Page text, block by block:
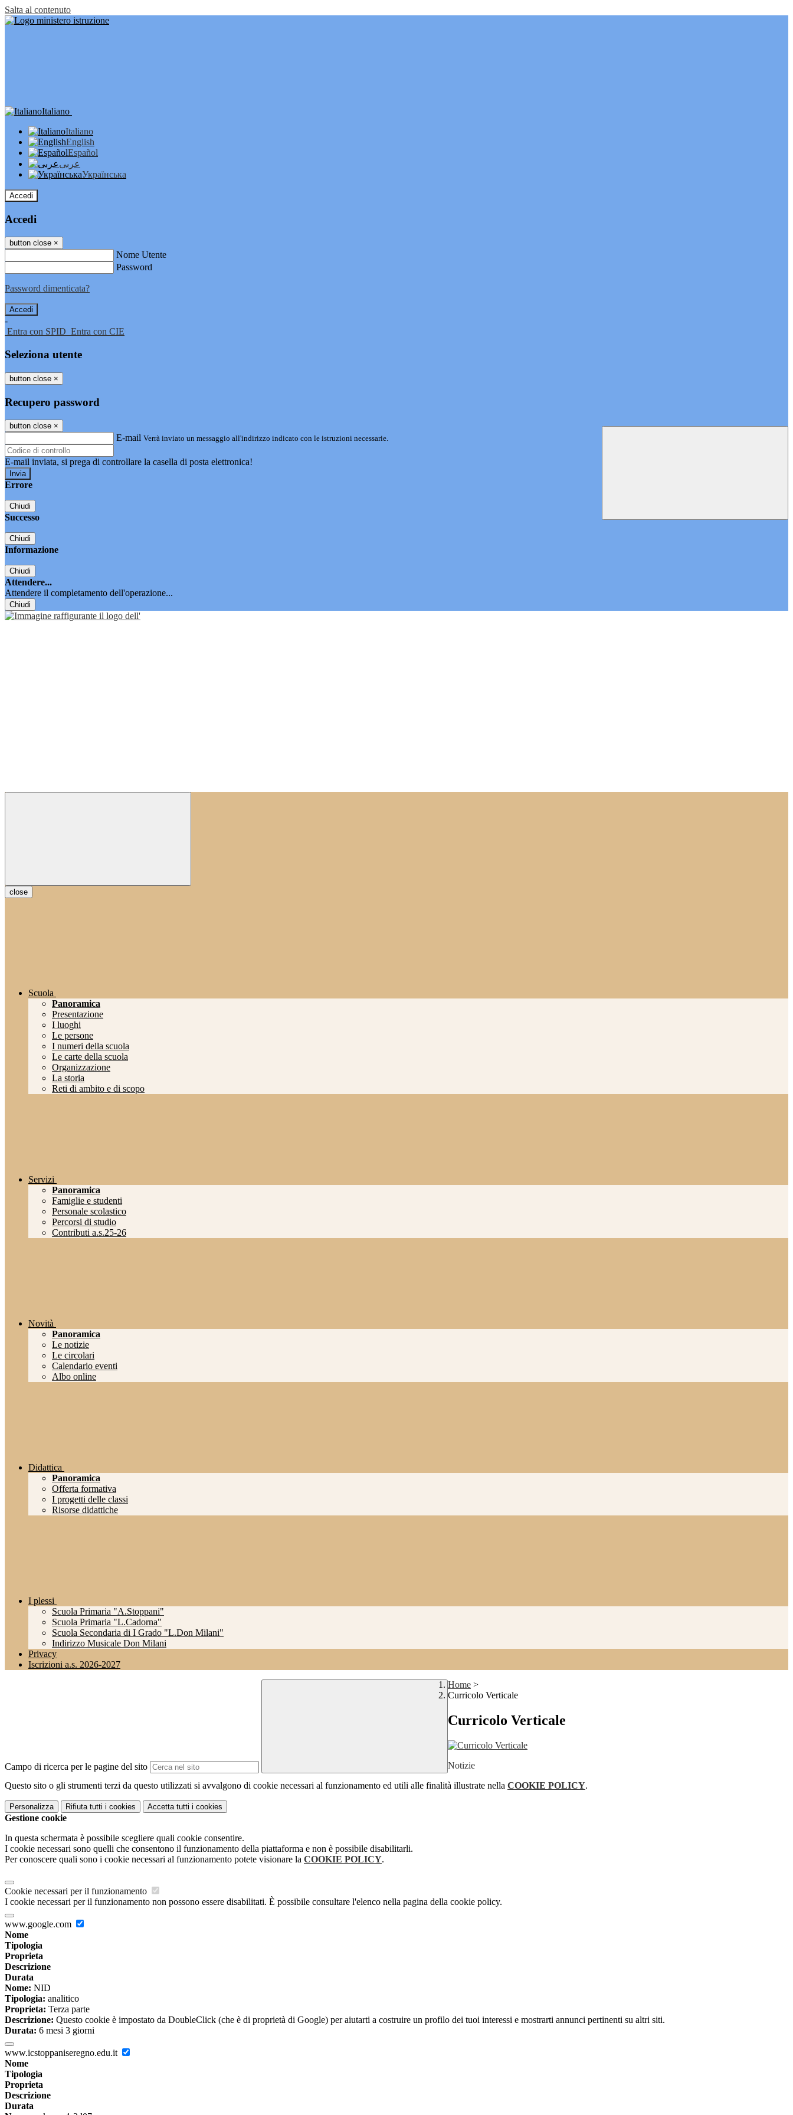
Salta al contenuto
Italiano
Italiano
English
Español
عربى
Українська
Accedi
Accedi
button close ×
Nome Utente
Password
Password dimenticata?
-
Entra con SPID Entra con CIE
Seleziona utente
button close ×
Recupero password
button close ×
E-mail Verrà inviato un messaggio all'indirizzo indicato con le istruzioni necessarie.
E-mail inviata, si prega di controllare la casella di posta elettronica!
Errore
Chiudi
Successo
Chiudi
Informazione
Chiudi
Attendere...
Attendere il completamento dell'operazione...
Chiudi
close
Scuola
Panoramica
Presentazione
I luoghi
Le persone
I numeri della scuola
Le carte della scuola
Organizzazione
La storia
Reti di ambito e di scopo
Servizi
Panoramica
Famiglie e studenti
Personale scolastico
Percorsi di studio
Contributi a.s.25-26
Novità
Panoramica
Le notizie
Le circolari
Calendario eventi
Albo online
Didattica
Panoramica
Offerta formativa
I progetti delle classi
Risorse didattiche
I plessi
Scuola Primaria "A.Stoppani"
Scuola Primaria "L.Cadorna"
Scuola Secondaria di I Grado "L.Don Milani"
Indirizzo Musicale Don Milani
Privacy
Iscrizioni a.s. 2026-2027
Campo di ricerca per le pagine del sito
Home >
Curricolo Verticale
Curricolo Verticale
Notizie
Questo sito o gli strumenti terzi da questo utilizzati si avvalgono di cookie necessari al funzionamento ed utili alle finalità illustrate nella COOKIE POLICY.
Personalizza Rifiuta tutti i cookies Accetta tutti i cookies
Gestione cookie
In questa schermata è possibile scegliere quali cookie consentire.
I cookie necessari sono quelli che consentono il funzionamento della piattaforma e non è possibile disabilitarli.
Per conoscere quali sono i cookie necessari al funzionamento potete visionare la COOKIE POLICY.
Cookie necessari per il funzionamento
I cookie necessari per il funzionamento non possono essere disabilitati. È possibile consultare l'elenco nella pagina della cookie policy.
www.google.com
Nome
Tipologia
Proprieta
Descrizione
Durata
Nome: NID
Tipologia: analitico
Proprieta: Terza parte
Descrizione: Questo cookie è impostato da DoubleClick (che è di proprietà di Google) per aiutarti a costruire un profilo dei tuoi interessi e mostrarti annunci pertinenti su altri siti.
Durata: 6 mesi 3 giorni
www.icstoppaniseregno.edu.it
Nome
Tipologia
Proprieta
Descrizione
Durata